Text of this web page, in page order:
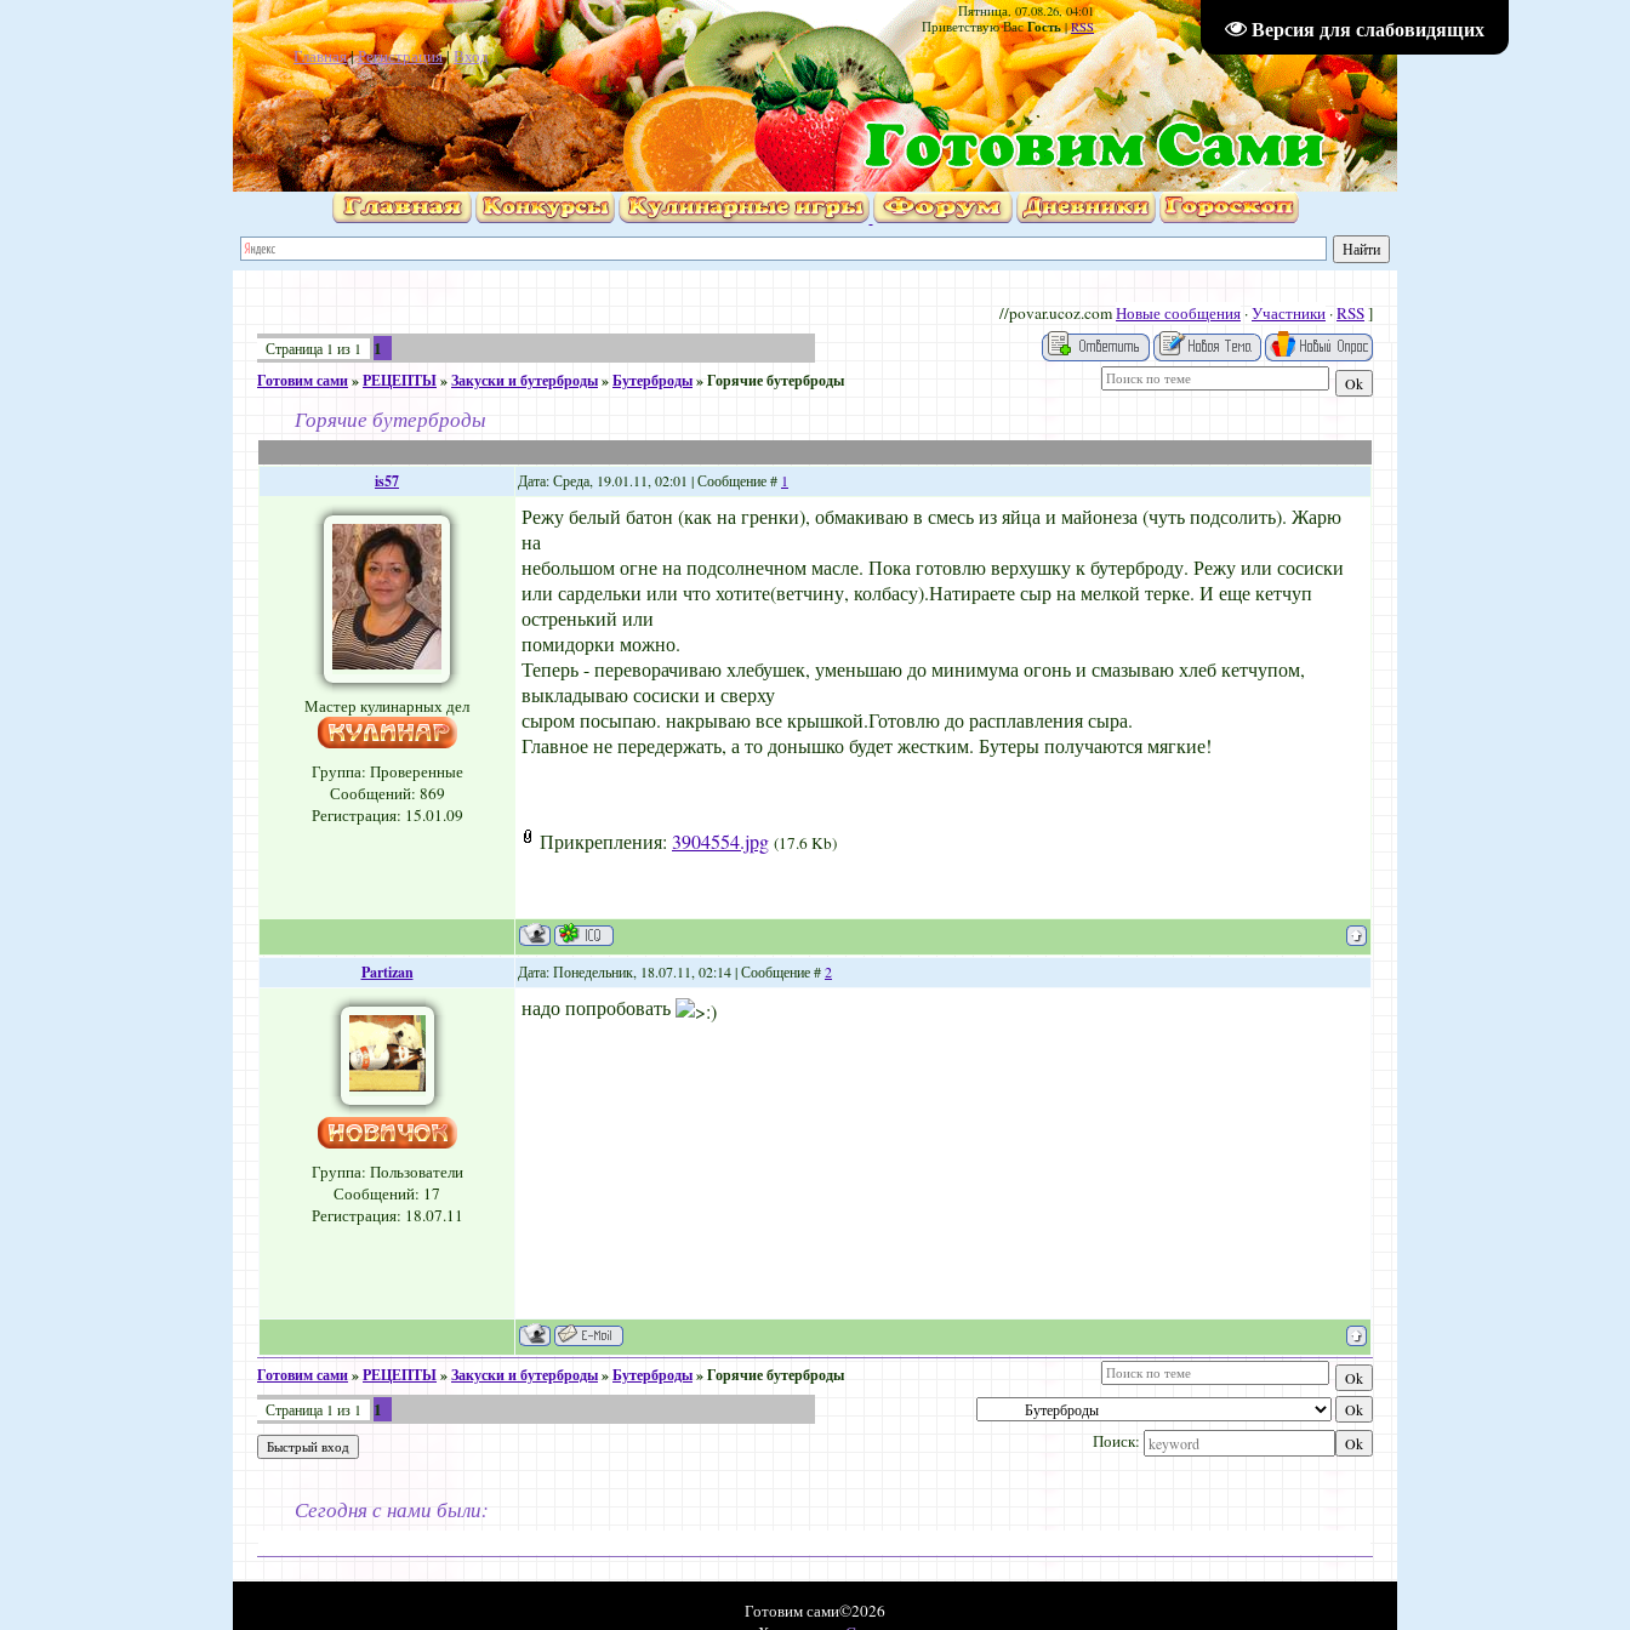
Версия для слабовидящих
Пятница, 07.08.26, 04:01
Приветствую Вас Гость|RSS
Главная|Регистрация|Вход
//povar.ucoz.comНовые сообщения ·Участники ·RSS]
Страница 1 из 1 1
Готовим сами»РЕЦЕПТЫ»Закуски и бутерброды»Бутерброды»Горячие бутерброды
Горячие бутерброды
is57 Дата: Среда, 19.01.11, 02:01 | Сообщение # 1
Мастер кулинарных дел
Группа: Проверенные
Сообщений: 869
Регистрация: 15.01.09
Режу белый батон (как на гренки), обмакиваю в смесь из яйца и майонеза (чуть подсолить). Жарю
на
небольшом огне на подсолнечном масле. Пока готовлю верхушку к бутерброду. Режу или сосиски
или сардельки или что хотите(ветчину, колбасу).Натираете сыр на мелкой терке. И еще кетчуп
остренький или
помидорки можно.
Теперь - переворачиваю хлебушек, уменьшаю до минимума огонь и смазываю хлеб кетчупом,
выкладываю сосиски и сверху
сыром посыпаю. накрываю все крышкой.Готовлю до расплавления сыра.
Главное не передержать, а то донышко будет жестким. Бутеры получаются мягкие!
Прикрепления: 3904554.jpg (17.6 Kb)
Partizan Дата: Понедельник, 18.07.11, 02:14 | Сообщение #2
Группа: Пользователи
Сообщений: 17
Регистрация: 18.07.11
надо попробовать
Готовим сами»РЕЦЕПТЫ»Закуски и бутерброды»Бутерброды»Горячие бутерброды
Страница 1 из 1 1
Поиск:
Сегодня с нами были:
Готовим сами©2026